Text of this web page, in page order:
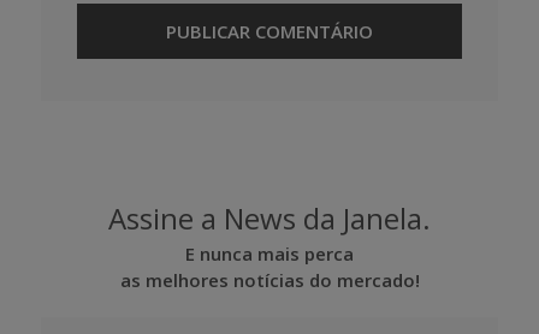
Assine a News da Janela.
E nunca mais perca
as melhores notícias do mercado!